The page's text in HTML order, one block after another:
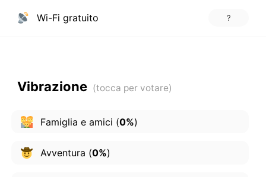
Wi-Fi gratuito ?
Vibrazione
Famiglia e amici (0%)
Avventura (0%)